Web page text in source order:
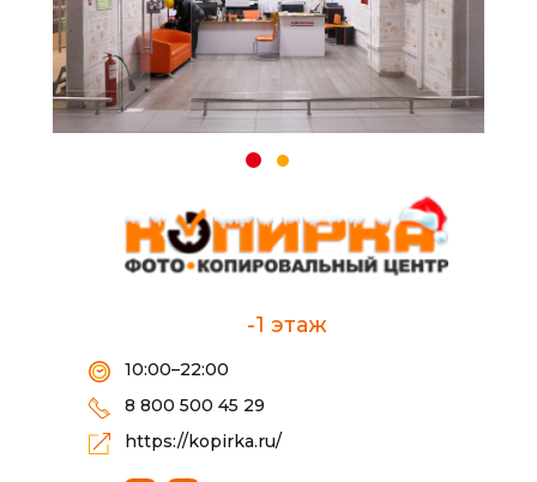
-1 этаж
10:00–22:00
8 800 500 45 29
https://kopirka.ru/